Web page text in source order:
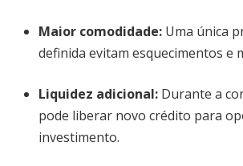
Maior comodidade: Uma única
definida evitam esquecimentos e
Liquidez adicional: Durante a
pode liberar novo crédito para
investimento.